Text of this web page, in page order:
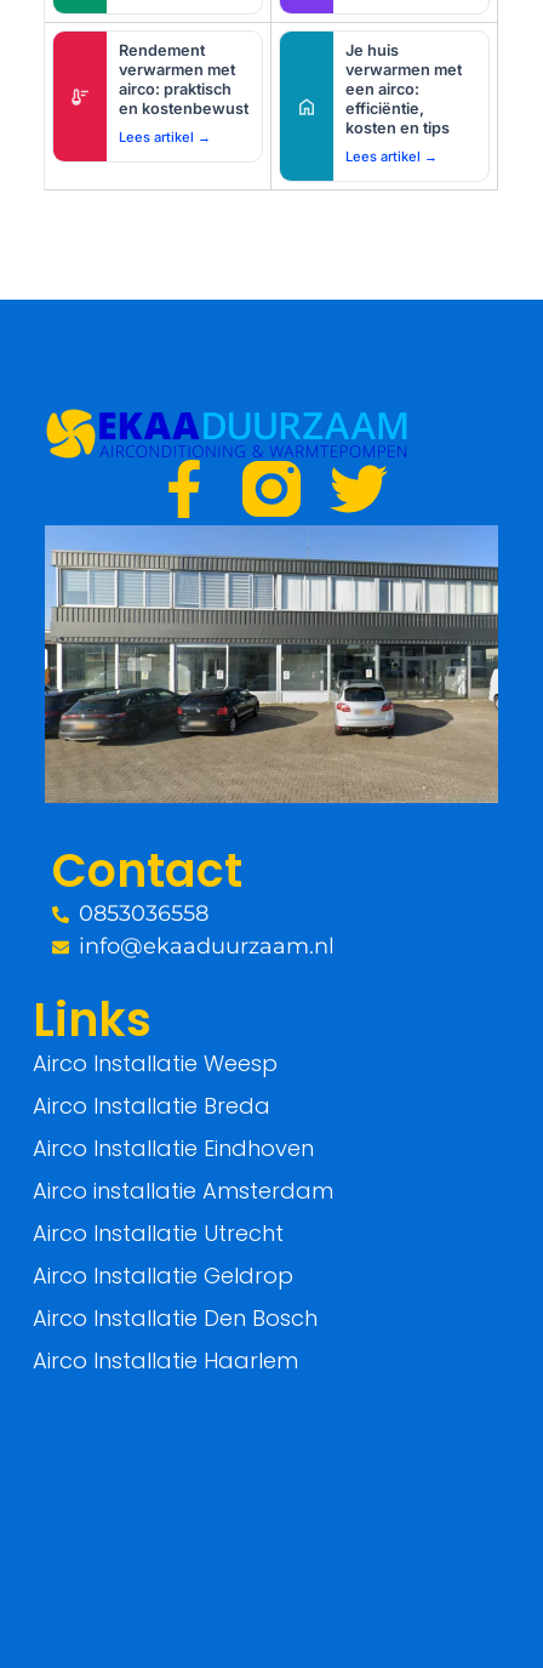
thermostat
Rendement
verwarmen met
airco: praktisch
en kostenbewust
Lees artikel →
home
Je huis
verwarmen met
een airco:
efficiëntie,
kosten en tips
Lees artikel →
F
a
c
e
b
o
k
-
T
w
i
t
t
e
Contact
0853036558
info@ekaaduurzaam.nl
Links
Airco Installatie Weesp
Airco Installatie Breda
Airco Installatie Eindhoven
Airco installatie Amsterdam
Airco Installatie Utrecht
Airco Installatie Geldrop
Airco Installatie Den Bosch
Airco Installatie Haarlem